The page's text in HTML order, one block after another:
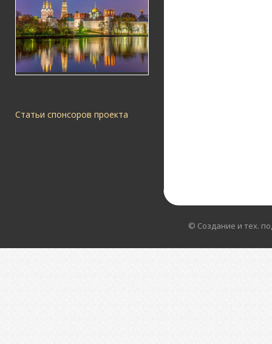
Статьи спонсоров проекта
© Создание и тех.